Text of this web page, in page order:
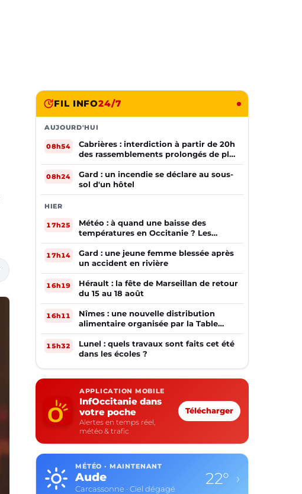
FIL INFO24/7
AUJOURD'HUI
08h54
Cabrières : interdiction à partir de 20h
des rassemblements prolongés de plus
de deux mineurs non accompagnés
d'un adulte
08h24
Gard : un incendie se déclare au sous-
sol d'un hôtel
HIER
17h25
Météo : à quand une baisse des
températures en Occitanie ? Les
prévisions
17h14
Gard : une jeune femme blessée après
un accident en rivière
16h19
Hérault : la fête de Marseillan de retour
du 15 au 18 août
16h11
Nîmes : une nouvelle distribution
alimentaire organisée par la Table
Ouverte
15h32
Lunel : quels travaux sont faits cet été
dans les écoles ?
APPLICATION MOBILE
InfOccitanie dans
votre poche
Alertes en temps réel,
météo & trafic
Télécharger
MÉTÉO · MAINTENANT
Aude
Carcassonne · Ciel dégagé
22° ›